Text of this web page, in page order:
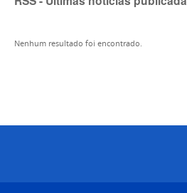
Nenhum resultado foi encontrado.